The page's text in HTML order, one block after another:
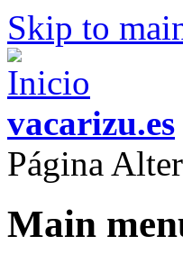
Skip to
vacarizu.es
Página
Main